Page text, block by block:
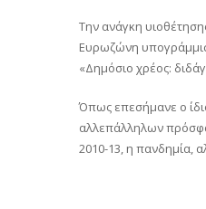
Tην ανάγκη
Ευρωζώνη
«Δημόσιο χρέος:
Όπως επεσήμανε ο
αλλεπάλληλων
2010-13, η πανδημία,